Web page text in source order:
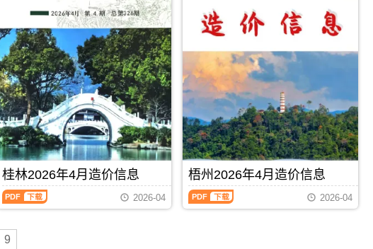
看
造
价
信
息
封
面
月
份
标
题
内
容;
南
宁
信
价
包
参
考
价，
桂
林
市
造
价
信
息
期
刊
PDF
取
指
导，
梧
市
造
价
信
息
期
刊
PDF
发
布，
用
于
百
色
工
程
施
工
图
预
算
编
制，
百
于
池
程
设
计
概
算
编
制，
属
价
信
息
（南
宁
建
设
工
程
造
价
信
息）
期
刊，
由
宁
市
PDF 下载
（柳
建
工
程
造
信
息）
期
刊，
由
柳
州
市
PDF 下载
桂林2026年4月造价信息
桂
林
年
4
2026-04
梧州2026年4月造价信息
梧
州
2026-04
9